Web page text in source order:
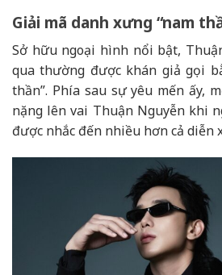
Giải mã danh xưng “nam
Sở hữu ngoại hình nổi bật,
qua thường được khán giả gọi
thần”. Phía sau sự yêu mến ấy,
nặng lên vai Thuận Nguyễn khi
được nhắc đến nhiều hơn cả diễn